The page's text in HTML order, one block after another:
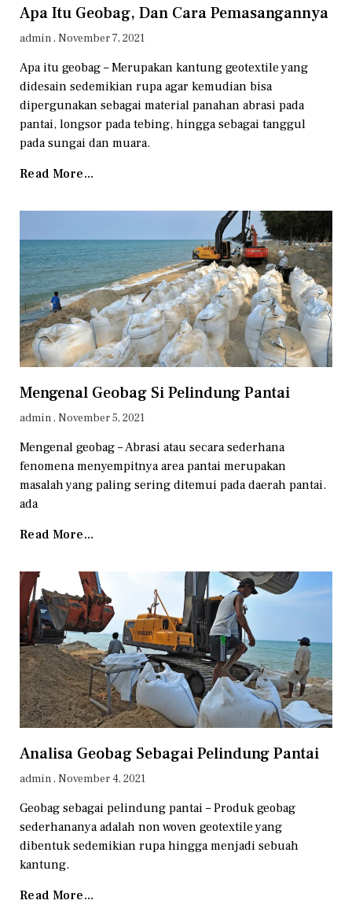
Apa Itu Geobag, Dan Cara Pemasangannya
admin November 7, 2021
Apa itu geobag – Merupakan kantung geotextile yang
didesain sedemikian rupa agar kemudian bisa
dipergunakan sebagai material panahan abrasi pada
pantai, longsor pada tebing, hingga sebagai tanggul
pada sungai dan muara.
Read More...
Mengenal Geobag Si Pelindung Pantai
admin November 5, 2021
Mengenal geobag – Abrasi atau secara sederhana
fenomena menyempitnya area pantai merupakan
masalah yang paling sering ditemui pada daerah pantai.
ada
Read More...
Analisa Geobag Sebagai Pelindung Pantai
admin November 4, 2021
Geobag sebagai pelindung pantai – Produk geobag
sederhananya adalah non woven geotextile yang
dibentuk sedemikian rupa hingga menjadi sebuah
kantung.
Read More...